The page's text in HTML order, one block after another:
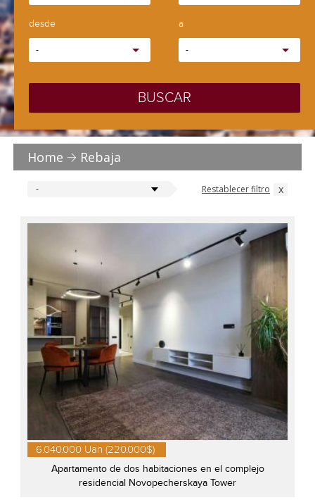
desde
-
a
-
BUSCAR
Home Rebaja
- Restablecer filtro x
6.040.000 Uah (220.000$)
Apartamento de dos habitaciones en el complejo
residencial Novopecherskaya Tower